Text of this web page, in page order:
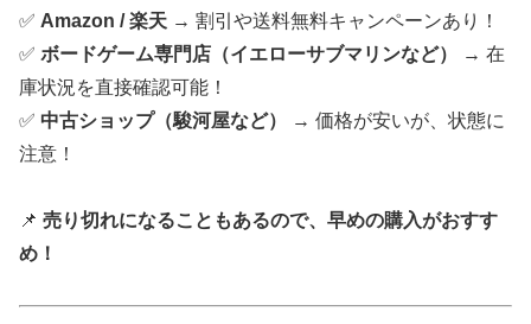
✅ Amazon / 楽天 → 割引や送料無料キャンペーンあり！
✅ ボードゲーム専門店（イエローサブマリンなど）
→ 在
庫状況を直接確認可能！
✅ 中古ショップ（駿河屋など）
→ 価格が安いが、状態に
注意！
📌 売り切れになることもあるので、早めの購入がおすす
め！